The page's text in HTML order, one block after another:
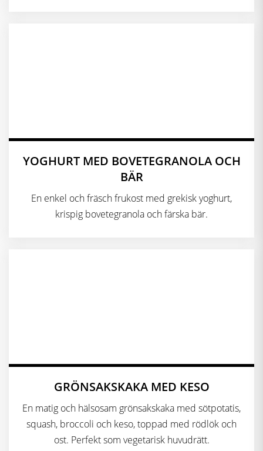
YOGHURT MED BOVETEGRANOLA OCH
BÄR
En enkel och fräsch frukost med grekisk yoghurt,
krispig bovetegranola och färska bär.
GRÖNSAKSKAKA MED KESO
En matig och hälsosam grönsakskaka med sötpotatis,
squash, broccoli och keso, toppad med rödlök och
ost. Perfekt som vegetarisk huvudrätt.